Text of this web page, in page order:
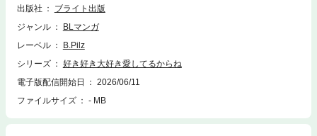
執着を帯びていてーー。国宝級イケメンクズDD ✕ チョロかわ平凡DD の
アッパーラブコメ、開幕!!
出版社
ブライト出版
ジャンル
BLマンガ
レーベル
B.Pilz
シリーズ
好き好き大好き愛してるからね
電子版配信開始日
2026/06/11
ファイルサイズ
- MB